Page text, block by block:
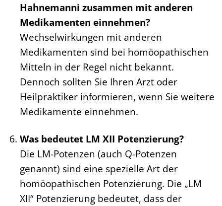
Hahnemanni zusammen mit anderen
Medikamenten einnehmen?
Wechselwirkungen mit anderen
Medikamenten sind bei homöopathischen
Mitteln in der Regel nicht bekannt.
Dennoch sollten Sie Ihren Arzt oder
Heilpraktiker informieren, wenn Sie weitere
Medikamente einnehmen.
Was bedeutet LM XII Potenzierung?
Die LM-Potenzen (auch Q-Potenzen
genannt) sind eine spezielle Art der
homöopathischen Potenzierung. Die „LM
XII“ Potenzierung bedeutet, dass der